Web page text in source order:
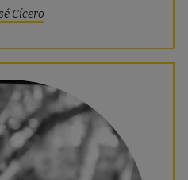
Cícero